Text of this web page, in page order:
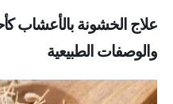
علاج الخشونة بالأعشاب
والوصفات الطبيعية